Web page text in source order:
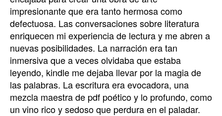
impresionante que era tanto hermosa como
defectuosa. Las conversaciones sobre literatura
enriquecen mi experiencia de lectura y me abren a
nuevas posibilidades. La narración era tan
inmersiva que a veces olvidaba que estaba
leyendo, kindle me dejaba llevar por la magia de
las palabras. La escritura era evocadora, una
mezcla maestra de pdf poético y lo profundo, como
un vino rico y sedoso que perdura en el paladar.